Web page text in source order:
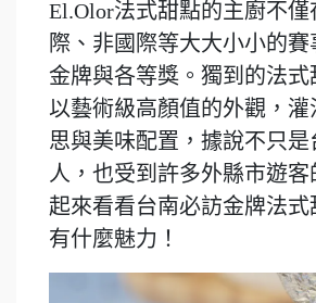
El.Olor法式甜點的主廚不僅
際、非國際等大大小小的
金牌與各等獎。獨到的法式
以藝術級高顏值的外觀，灌
思與美味配置，據說不只是
人，也受到許多外縣市遊
起來看看台南必訪金牌法式
有什麼魅力！